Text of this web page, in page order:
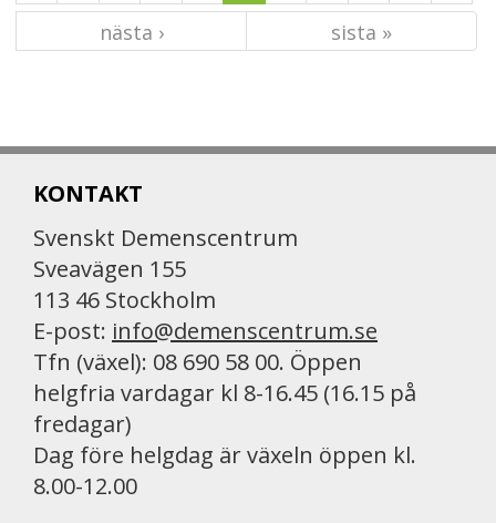
nästa ›
sista »
KONTAKT
Svenskt Demenscentrum
Sveavägen 155
113 46 Stockholm
E-post: info@demenscentrum.se
Tfn (växel): 08 690 58 00. Öppen
helgfria vardagar kl 8-16.45 (16.15 på
fredagar)
Dag före helgdag är växeln öppen kl.
8.00-12.00